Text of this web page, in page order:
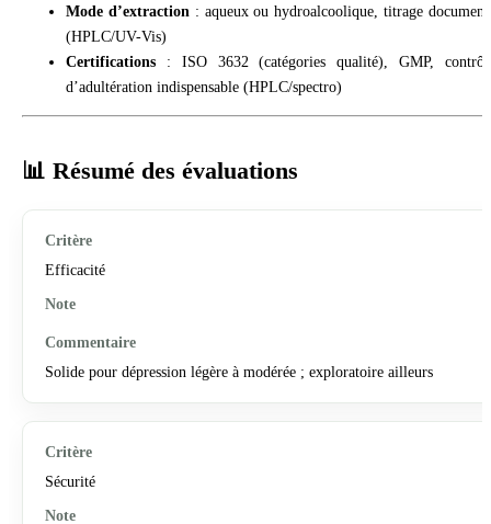
Mode d’extraction : aqueux ou hydroalcoolique, titrage
(HPLC/UV-Vis)
Certifications : ISO 3632 (catégories qualité), GMP,
d’adultération indispensable (HPLC/spectro)
📊 Résumé des évaluations
Efficacité
Solide pour dépression légère à modérée ; exploratoire ailleurs
Sécurité